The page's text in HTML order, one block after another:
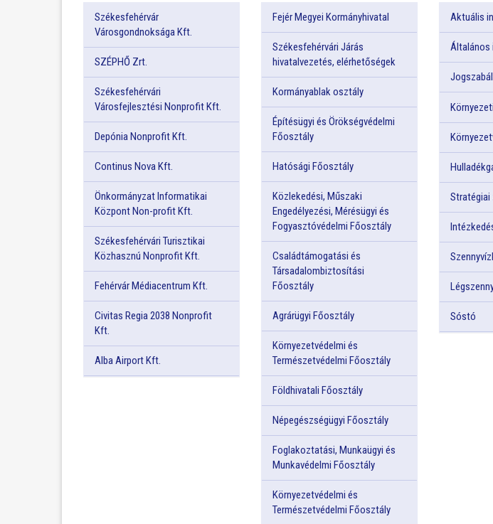
Székesfehérvár
Városgondnoksága Kft.
SZÉPHŐ Zrt.
Székesfehérvári
Városfejlesztési Nonprofit Kft.
Depónia Nonprofit Kft.
Continus Nova Kft.
Önkormányzat Informatikai
Központ Non-profit Kft.
Székesfehérvári Turisztikai
Közhasznú Nonprofit Kft.
Fehérvár Médiacentrum Kft.
Civitas Regia 2038 Nonprofit
Kft.
Alba Airport Kft.
Fejér Megyei Kormányhivatal
Székesfehérvári Járás
hivatalvezetés, elérhetőségek
Kormányablak osztály
Építésügyi és Örökségvédelmi
Főosztály
Hatósági Főosztály
Közlekedési, Műszaki
Engedélyezési, Mérésügyi és
Fogyasztóvédelmi Főosztály
Családtámogatási és
Társadalombiztosítási
Főosztály
Agrárügyi Főosztály
Környezetvédelmi és
Természetvédelmi Főosztály
Földhivatali Főosztály
Népegészségügyi Főosztály
Foglakoztatási, Munkaügyi és
Munkavédelmi Főosztály
Környezetvédelmi és
Természetvédelmi Főosztály
Aktuális
Általános
Stratégiai
Sóstó